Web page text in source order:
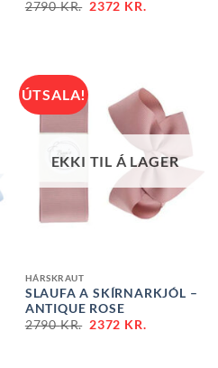
2790KR. 2372 KR.
ÚTSALA!
EKKI TIL Á LAGER
HÁRSKRAUT
SLAUFA A SKÍRNARKJÓL –
ANTIQUE ROSE
2790KR. 2372 KR.